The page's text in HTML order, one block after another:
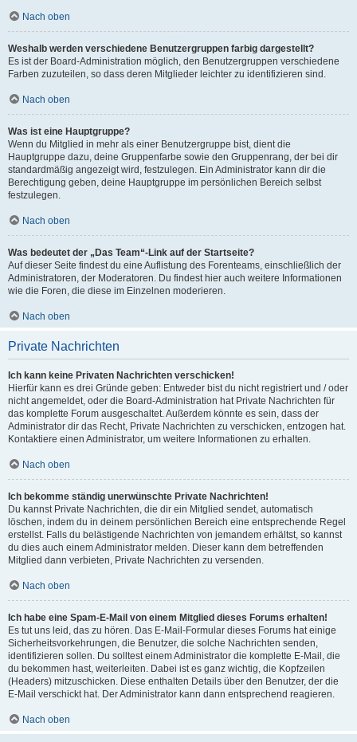
Nach oben
Weshalb werden verschiedene Benutzergruppen farbig dargestellt?
Es ist der Board-Administration möglich, den Benutzergruppen verschiedene
Farben zuzuteilen, so dass deren Mitglieder leichter zu identifizieren sind.
Nach oben
Was ist eine Hauptgruppe?
Wenn du Mitglied in mehr als einer Benutzergruppe bist, dient die
Hauptgruppe dazu, deine Gruppenfarbe sowie den Gruppenrang, der bei dir
standardmäßig angezeigt wird, festzulegen. Ein Administrator kann dir die
Berechtigung geben, deine Hauptgruppe im persönlichen Bereich selbst
festzulegen.
Nach oben
Was bedeutet der „Das Team“-Link auf der Startseite?
Auf dieser Seite findest du eine Auflistung des Forenteams, einschließlich der
Administratoren, der Moderatoren. Du findest hier auch weitere Informationen
wie die Foren, die diese im Einzelnen moderieren.
Nach oben
Private Nachrichten
Ich kann keine Privaten Nachrichten verschicken!
Hierfür kann es drei Gründe geben: Entweder bist du nicht registriert und / oder
nicht angemeldet, oder die Board-Administration hat Private Nachrichten für
das komplette Forum ausgeschaltet. Außerdem könnte es sein, dass der
Administrator dir das Recht, Private Nachrichten zu verschicken, entzogen hat.
Kontaktiere einen Administrator, um weitere Informationen zu erhalten.
Nach oben
Ich bekomme ständig unerwünschte Private Nachrichten!
Du kannst Private Nachrichten, die dir ein Mitglied sendet, automatisch
löschen, indem du in deinem persönlichen Bereich eine entsprechende Regel
erstellst. Falls du belästigende Nachrichten von jemandem erhältst, so kannst
du dies auch einem Administrator melden. Dieser kann dem betreffenden
Mitglied dann verbieten, Private Nachrichten zu versenden.
Nach oben
Ich habe eine Spam-E-Mail von einem Mitglied dieses Forums erhalten!
Es tut uns leid, das zu hören. Das E-Mail-Formular dieses Forums hat einige
Sicherheitsvorkehrungen, die Benutzer, die solche Nachrichten senden,
identifizieren sollen. Du solltest einem Administrator die komplette E-Mail, die
du bekommen hast, weiterleiten. Dabei ist es ganz wichtig, die Kopfzeilen
(Headers) mitzuschicken. Diese enthalten Details über den Benutzer, der die
E-Mail verschickt hat. Der Administrator kann dann entsprechend reagieren.
Nach oben